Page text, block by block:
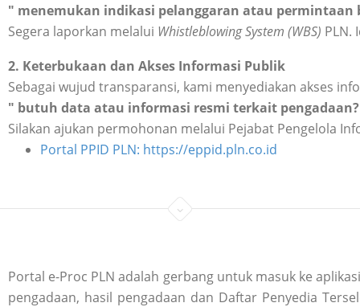
" menemukan indikasi pelanggaran atau permintaan
Segera laporkan melalui Whistleblowing System (WBS) PLN.
2. Keterbukaan dan Akses Informasi Publik
Sebagai wujud transparansi, kami menyediakan akses
" butuh data atau informasi resmi terkait
Silakan ajukan permohonan melalui Pejabat Pengelola
Portal PPID PLN: https://eppid.pln.co.id
Portal e-Proc PLN adalah gerbang untuk masuk ke
pengadaan, hasil pengadaan dan Daftar Penyedia